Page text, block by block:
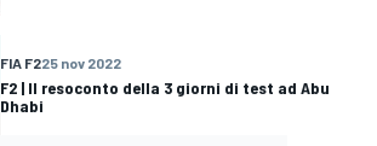
FIA F225 nov 2022
F2 | Il resoconto della 3 giorni di test ad Abu
Dhabi